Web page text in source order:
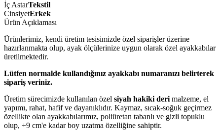
İç AstarTekstil
CinsiyetErkek
Ürün Açıklaması
Ürünlerimiz, kendi üretim tesisimizde özel siparişler üzerine
hazırlanmakta olup, ayak ölçülerinize uygun olarak özel ayakkabılar
üretilmektedir.
Lütfen normalde kullandığınız ayakkabı numaranızı belirterek
sipariş veriniz.
Üretim sürecimizde kullanılan özel siyah hakiki deri malzeme, el
yapımı, rahat, hafif ve dayanıklıdır. Kaymaz, sıcak-soğuk geçirmez
özellikte olan ayakkabılarımız, poliüretan tabanlı ve gizli topuklu
olup, +9 cm'e kadar boy uzatma özelliğine sahiptir.